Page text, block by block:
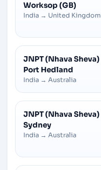
Worksop (GB)
India → United Kingdom
JNPT (Nhava Sheva)
Port Hedland
India → Australia
JNPT (Nhava Sheva)
Sydney
India → Australia